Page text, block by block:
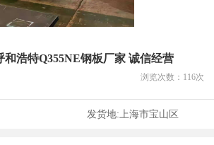
和浩特Q355NE钢板厂家 诚信经营
浏览次数： 116次
发货地: 上海市宝山区